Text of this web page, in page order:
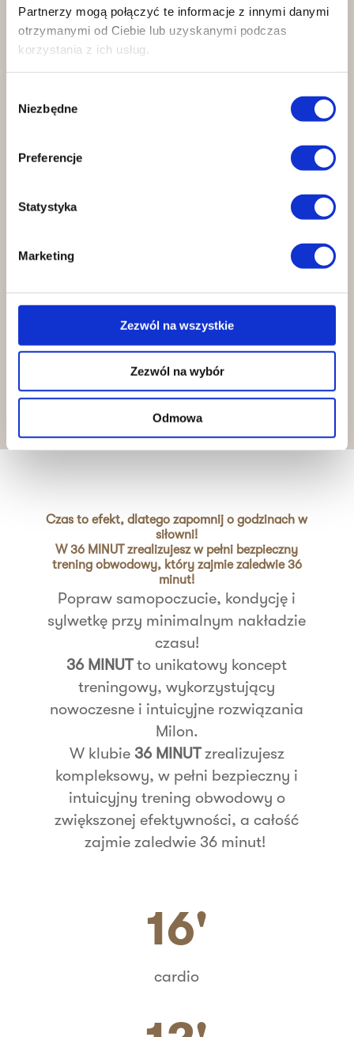
Partnerzy mogą połączyć te informacje z innymi danymi
otrzymanymi od Ciebie lub uzyskanymi podczas
korzystania z ich usług.
zgody
Niezbędne
Preferencje
Statystyka
Marketing
Zezwól na wszystkie
Zezwól na wybór
Odmowa
Pełne dopasowanie
niezgodne z Twoją anatomią.
Efekty, które widać
Systematycznie analizujesz efekty z
trenerem. Masz do nichdostęp online
24/7.
Czas to efekt, dlatego zapomnij o godzinach w
siłowni!
W 36 MINUT zrealizujesz w pełni bezpieczny
trening obwodowy, który zajmie zaledwie 36
minut!
Popraw samopoczucie, kondycję i
sylwetkę przy minimalnym nakładzie
czasu!
36 MINUT to unikatowy koncept
treningowy, wykorzystujący
nowoczesne i intuicyjne rozwiązania
Milon.
W klubie 36 MINUTzrealizujesz
kompleksowy, w pełni bezpieczny i
intuicyjny trening obwodowy o
zwiększonej efektywności, a całość
zajmie zaledwie 36 minut!
16'
cardio